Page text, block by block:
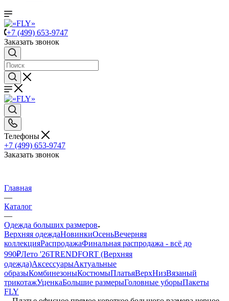
+7 (499) 653-9747
Заказать звонок
Телефоны
+7 (499) 653-9747
Заказать звонок
Главная
—
Каталог
—
Одежда больших размеров
Верхняя одеждаНовинкиОсеньВечерняя
коллекцияРаспродажаФинальная распродажа - всё до
990₽Лето '26TRENDFORT (Верхняя
одежда)АксессуарыАктуальные
образыКомбинезоныКостюмыПлатьяВерхНизВязаный
трикотажУценкаБольшие размерыГоловные уборыПакеты
FLY